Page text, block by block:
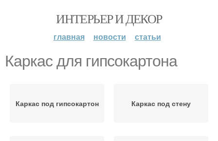
ИНТЕРЬЕР И ДЕКОР
главная новости статьи
Каркас для гипсокартона
Каркас под гипсокартон Каркас под стену